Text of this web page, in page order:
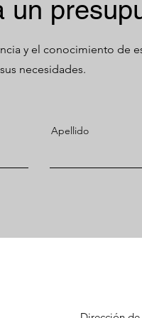
un
y el conocimiento de
necesidades.
Apellido